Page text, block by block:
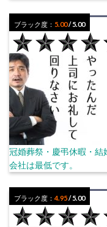
ブラック度： 5.00/ 5.00
冠婚葬祭・慶弔休暇・結
会社は最低です。
ブラック度：4.95/ 5.00